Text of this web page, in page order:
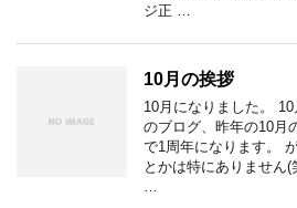
ジ正 …
10月の挨拶
10月になりました。
のブログ、昨年の10月
で1周年になります。
とかは特にありません